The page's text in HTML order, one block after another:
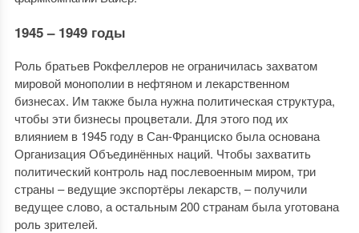
1945 – 1949 годы
Роль братьев Рокфеллеров не ограничилась захватом
мировой монополии в нефтяном и лекарственном
бизнесах. Им также была нужна политическая структура,
чтобы эти бизнесы процветали. Для этого под их
влиянием в 1945 году в Сан-Франциско была основана
Организация Объединённых наций. Чтобы захватить
политический контроль над послевоенным миром, три
страны – ведущие экспортёры лекарств, – получили
ведущее слово, а остальным 200 странам была уготована
роль зрителей.